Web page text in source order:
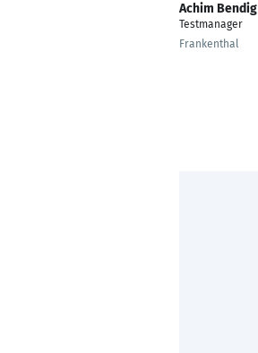
Achim Bendig
Testmanager
Frankenthal